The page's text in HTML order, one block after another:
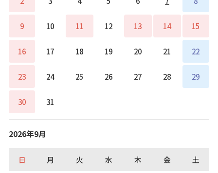
9 10 11 12 13 14 15
16 17 18 19 20 21 22
23 24 25 26 27 28 29
30 31
2026年9月
日 月 火 水 木 金 土